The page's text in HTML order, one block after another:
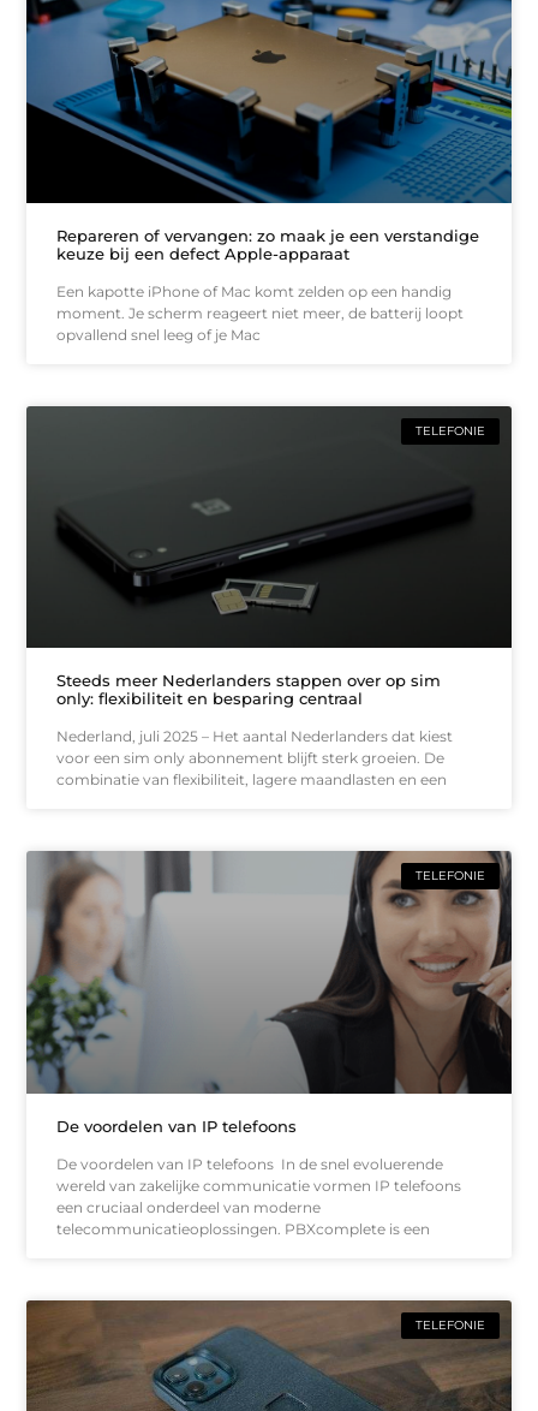
Repareren of vervangen: zo maak je een verstandige
keuze bij een defect Apple-apparaat
Een kapotte iPhone of Mac komt zelden op een handig
moment. Je scherm reageert niet meer, de batterij loopt
opvallend snel leeg of je Mac
TELEFONIE
Steeds meer Nederlanders stappen over op sim
only: flexibiliteit en besparing centraal
Nederland, juli 2025 – Het aantal Nederlanders dat kiest
voor een sim only abonnement blijft sterk groeien. De
combinatie van flexibiliteit, lagere maandlasten en een
TELEFONIE
De voordelen van IP telefoons
De voordelen van IP telefoons In de snel evoluerende
wereld van zakelijke communicatie vormen IP telefoons
een cruciaal onderdeel van moderne
telecommunicatieoplossingen. PBXcomplete is een
TELEFONIE